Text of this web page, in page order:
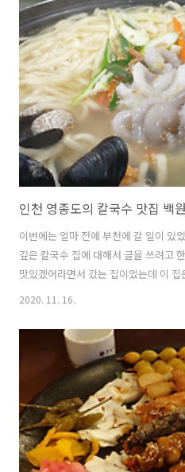
비된 커피와 함께 앉아있다면 어디선
다. 지나가다가 카페에 갈 일이 있다면
인천 영종도의 칼국수 맛집 백
이번에는 얼마 전에 부천에 갈 일이 있
깊은 칼국수 집에 대해서 글을 쓰려고
맛있겠어라면서 갔는 집이었는데 이
바다를 보면서 식사를 많이 하는 것 같
이 빠져나간 시점이라서 밖에서 먹는
많았는데 집으로 돌아가야하는 날이고
인분 주문했다. 통영에서 먹은 칼국수
가 있겠거니 하면서 기다리고 있는데
다. 낙지 한 마리에..
2020. 11. 16.